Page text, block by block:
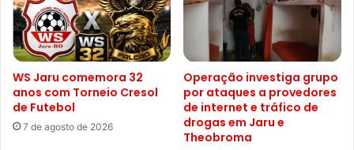
WS Jaru comemora 32
anos com Torneio Cresol
de Futebol
7 de agosto de 2026
Operação investiga grupo
por ataques a provedores
de internet e tráfico de
drogas em Jaru e
Theobroma